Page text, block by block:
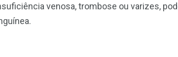
venosa, trombose ou varizes,